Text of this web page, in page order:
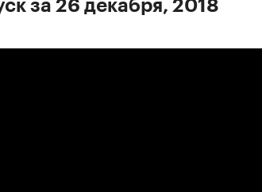
за 26 декабря, 2018